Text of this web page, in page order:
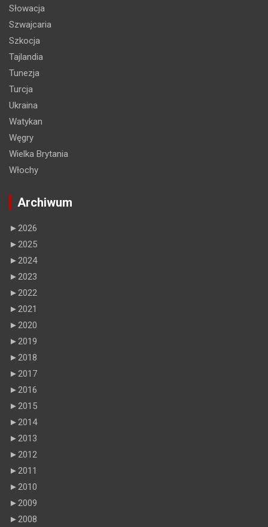
Słowacja
Szwajcaria
Szkocja
Tajlandia
Tunezja
Turcja
Ukraina
Watykan
Węgry
Wielka Brytania
Włochy
Archiwum
►2026
►2025
►2024
►2023
►2022
►2021
►2020
►2019
►2018
►2017
►2016
►2015
►2014
►2013
►2012
►2011
►2010
►2009
►2008